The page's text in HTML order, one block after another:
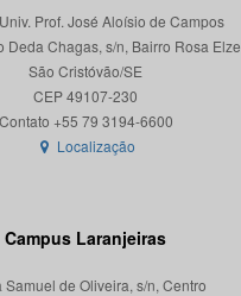
Prof. José Aloísio de Campos
Deda Chagas, s/n, Bairro Rosa Elze
São Cristóvão/SE
CEP 49107-230
Localização
Campus Laranjeiras
Samuel de Oliveira, s/n, Centro